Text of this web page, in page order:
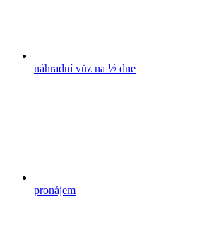
náhradní vůz na ½ dne
pronájem